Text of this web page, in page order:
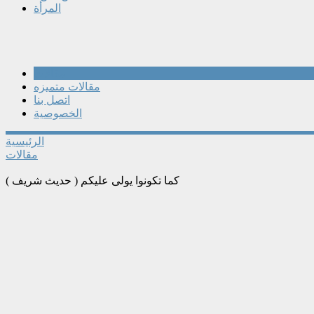
المرأة
مقالات متميزه
اتصل بنا
الخصوصية
الرئيسية
مقالات
كما تكونوا يولى عليكم ( حديث شريف )